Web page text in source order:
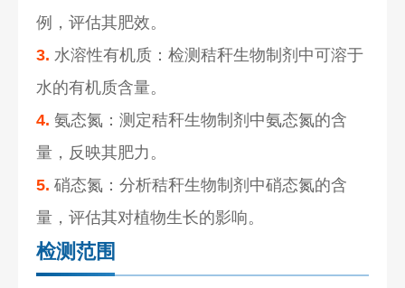
例，评估其肥效。
3. 水溶性有机质：检测秸秆生物制剂中可溶于
水的有机质含量。
4. 氨态氮：测定秸秆生物制剂中氨态氮的含
量，反映其肥力。
5. 硝态氮：分析秸秆生物制剂中硝态氮的含
量，评估其对植物生长的影响。
检测范围